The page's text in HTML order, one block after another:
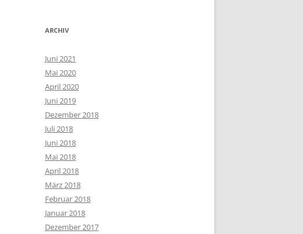
ARCHIV
Juni 2021
Mai 2020
April 2020
Juni 2019
Dezember 2018
Juli 2018
Juni 2018
Mai 2018
April 2018
März 2018
Februar 2018
Januar 2018
Dezember 2017